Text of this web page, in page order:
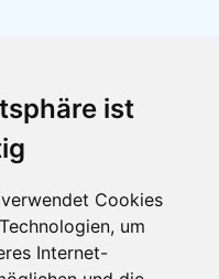
ist
Cookies
um
Internet-